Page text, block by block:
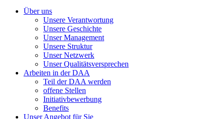
Über uns
Unsere Verantwortung
Unsere Geschichte
Unser Management
Unsere Struktur
Unser Netzwerk
Unser Qualitätsversprechen
Arbeiten in der DAA
Teil der DAA werden
offene Stellen
Initiativbewerbung
Benefits
Unser Angebot für Sie